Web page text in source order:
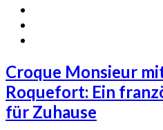
Croque Monsieur
Roquefort: Ein
für Zuhause